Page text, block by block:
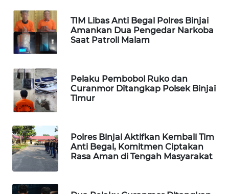
TIM Libas Anti Begal Polres Binjai
Amankan Dua Pengedar Narkoba
Saat Patroli Malam
Pelaku Pembobol Ruko dan
Curanmor Ditangkap Polsek Binjai
Timur
Polres Binjai Aktifkan Kembali Tim
Anti Begal, Komitmen Ciptakan
Rasa Aman di Tengah Masyarakat
MARTABAT
NET
PLN
WATCH
MKLI
LKKI
KOPEKLIN